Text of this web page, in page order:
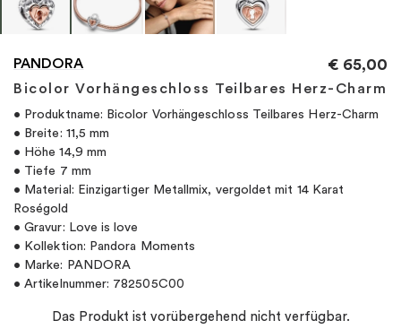
PANDORA
Bicolor Vorhängeschloss Teilbares Herz-Charm
€ 65,00
• Produktname: Bicolor Vorhängeschloss Teilbares Herz-Charm
• Breite: 11,5 mm
• Höhe 14,9 mm
• Tiefe 7 mm
• Material: Einzigartiger Metallmix, vergoldet mit 14 Karat
Roségold
• Gravur: Love is love
• Kollektion: Pandora Moments
• Marke: PANDORA
• Artikelnummer: 782505C00
Das Produkt ist vorübergehend nicht verfügbar.